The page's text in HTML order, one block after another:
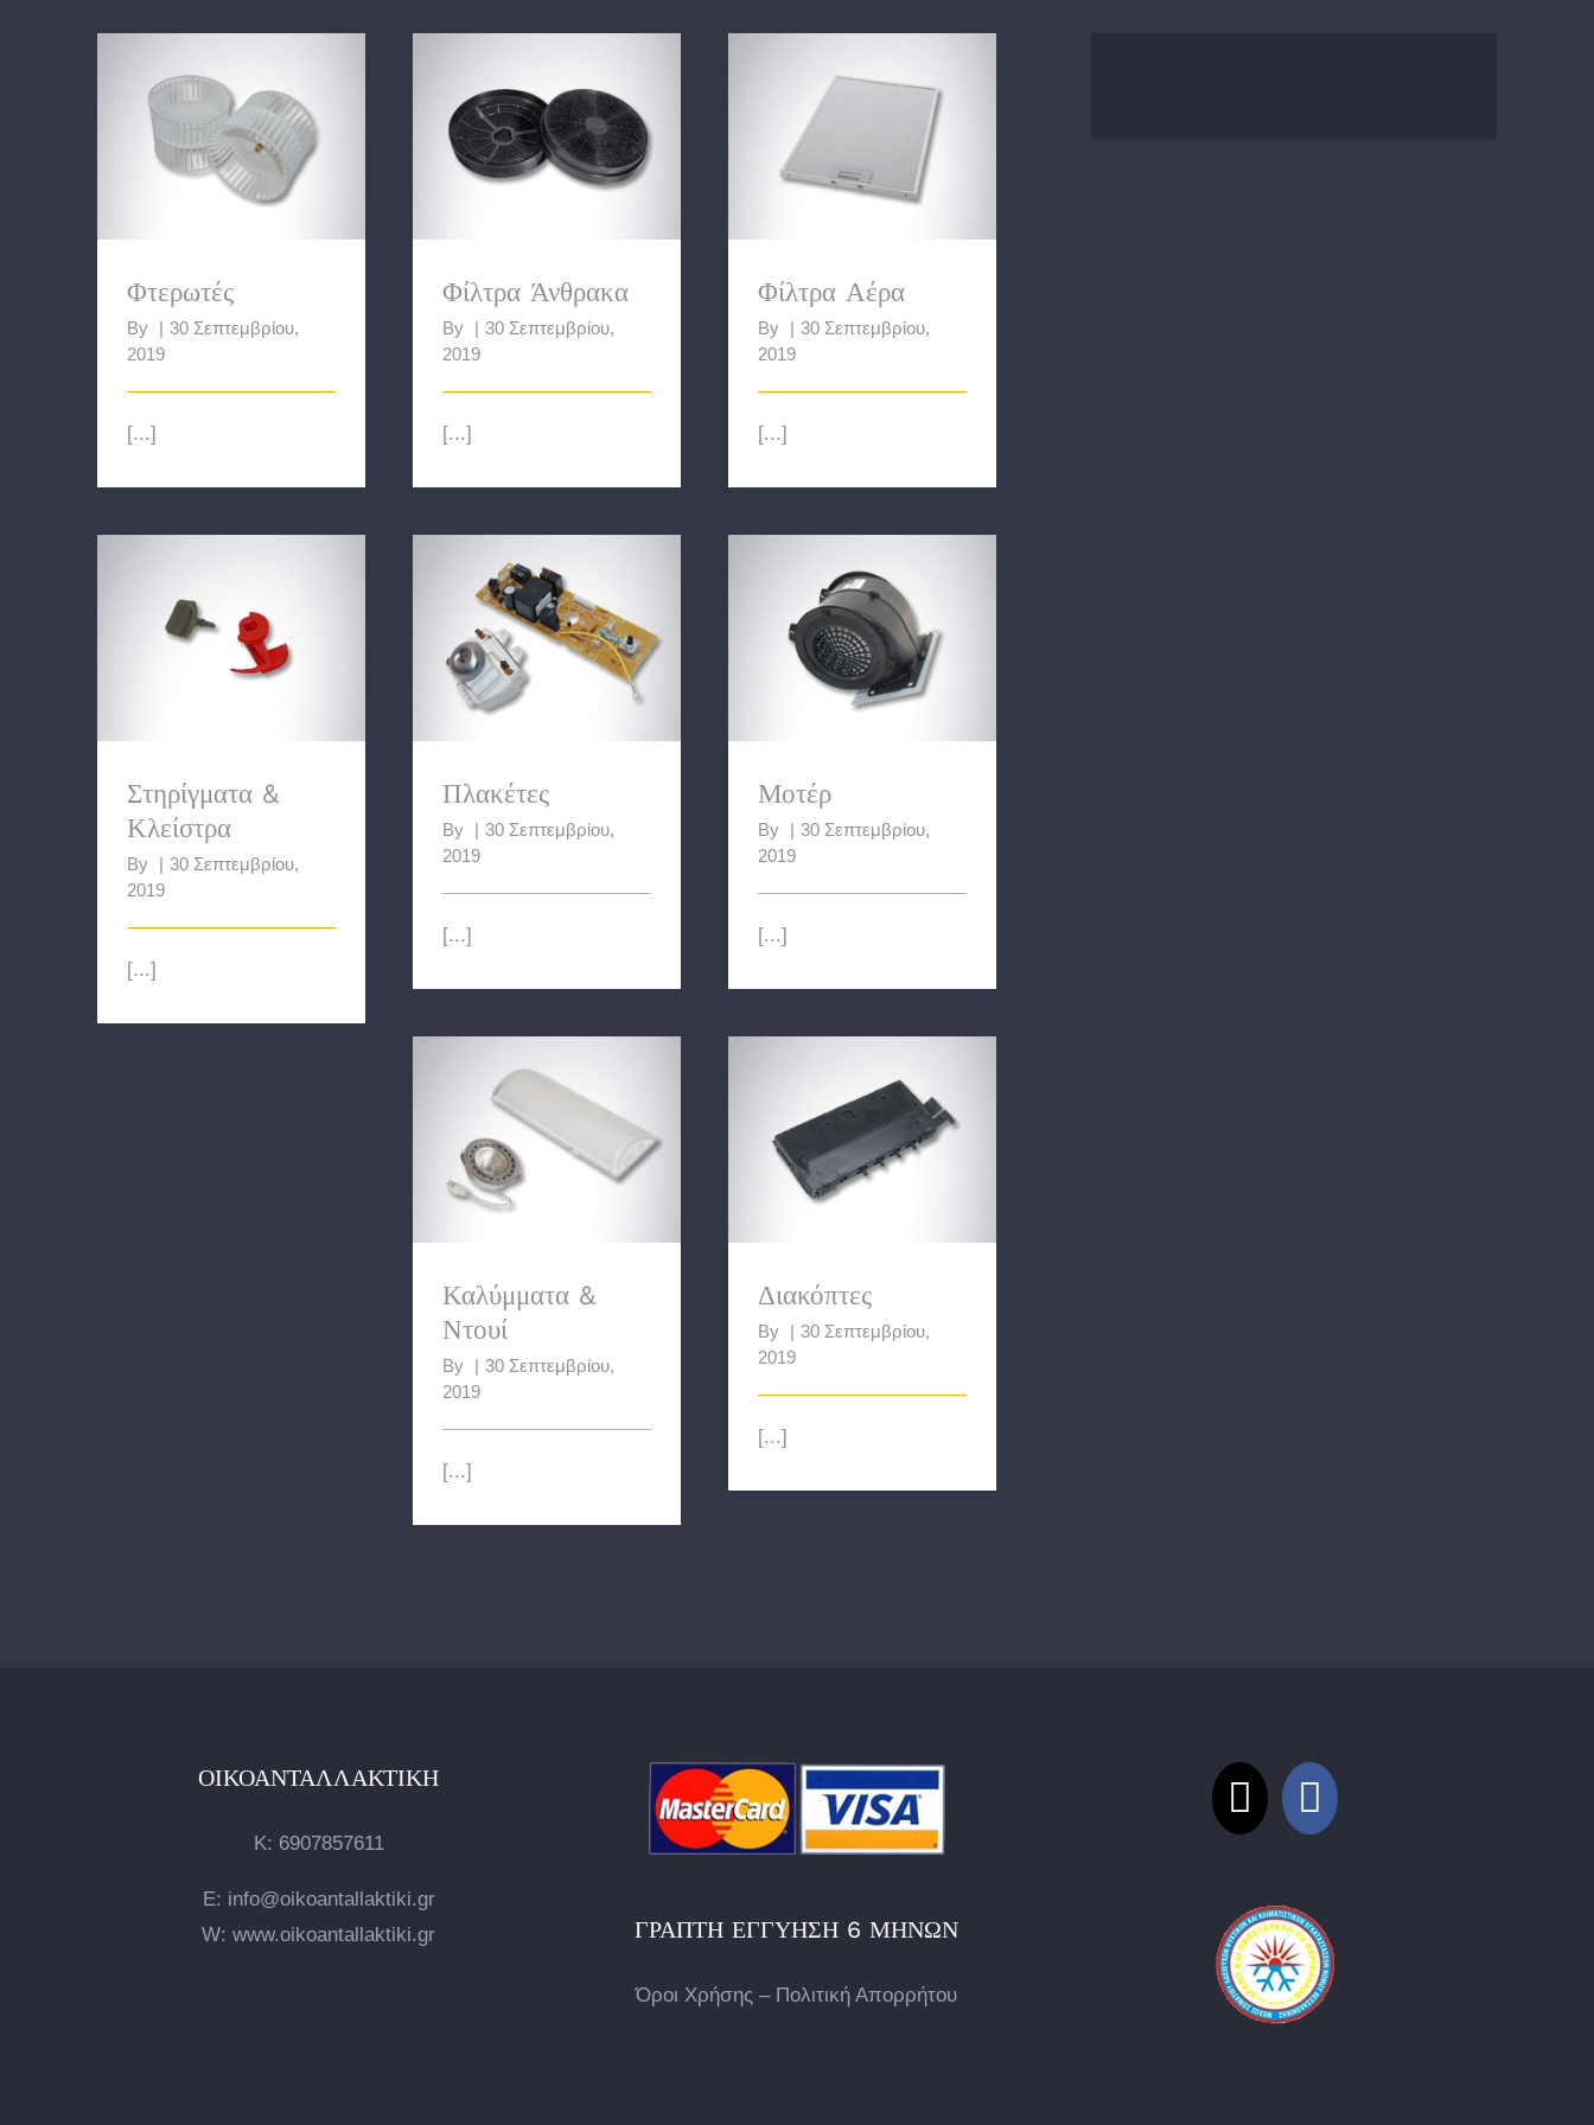
Φτερωτές
Φτερωτές
By | 30 Σεπτεμβρίου,
2019
[...]
Φίλτρα Άνθρακα
Φίλτρα Άνθρακα
By | 30 Σεπτεμβρίου,
2019
[...]
Φίλτρα Αέρα
By | 30 Σεπτεμβρίου,
2019
[...]
Στηρίγματα & Κλείστρα
Στηρίγματα &
Κλείστρα
By | 30 Σεπτεμβρίου,
2019
[...]
Πλακέτες
Πλακέτες
By | 30 Σεπτεμβρίου,
2019
[...]
Μοτέρ
Μοτέρ
By | 30 Σεπτεμβρίου,
2019
[...]
Καλύμματα & Ντουί
Καλύμματα &
Ντουί
By | 30 Σεπτεμβρίου,
2019
[...]
Διακόπτες
Διακόπτες
By | 30 Σεπτεμβρίου,
2019
[...]
ΟΙΚΟΑΝΤΑΛΛΑΚΤΙΚΉ
Κ: 6907857611
E: info@oikoantallaktiki.gr
W: www.oikoantallaktiki.gr
ΓΡΑΠΤΉ ΕΓΓΎΗΣΗ 6 ΜΗΝΏΝ
Όροι Χρήσης – Πολιτική Απορρήτου